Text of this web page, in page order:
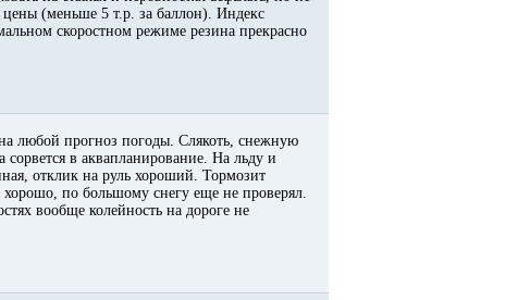
цены (меньше 5 т.р. за баллон). Индекс
скоростном режиме резина прекрасно
любой прогноз погоды. Слякоть, снежную
в аквапланирование. На льду и
отклик на руль хороший. Тормозит
хорошо, по большому снегу еще не проверял.
вообще колейность на дороге не